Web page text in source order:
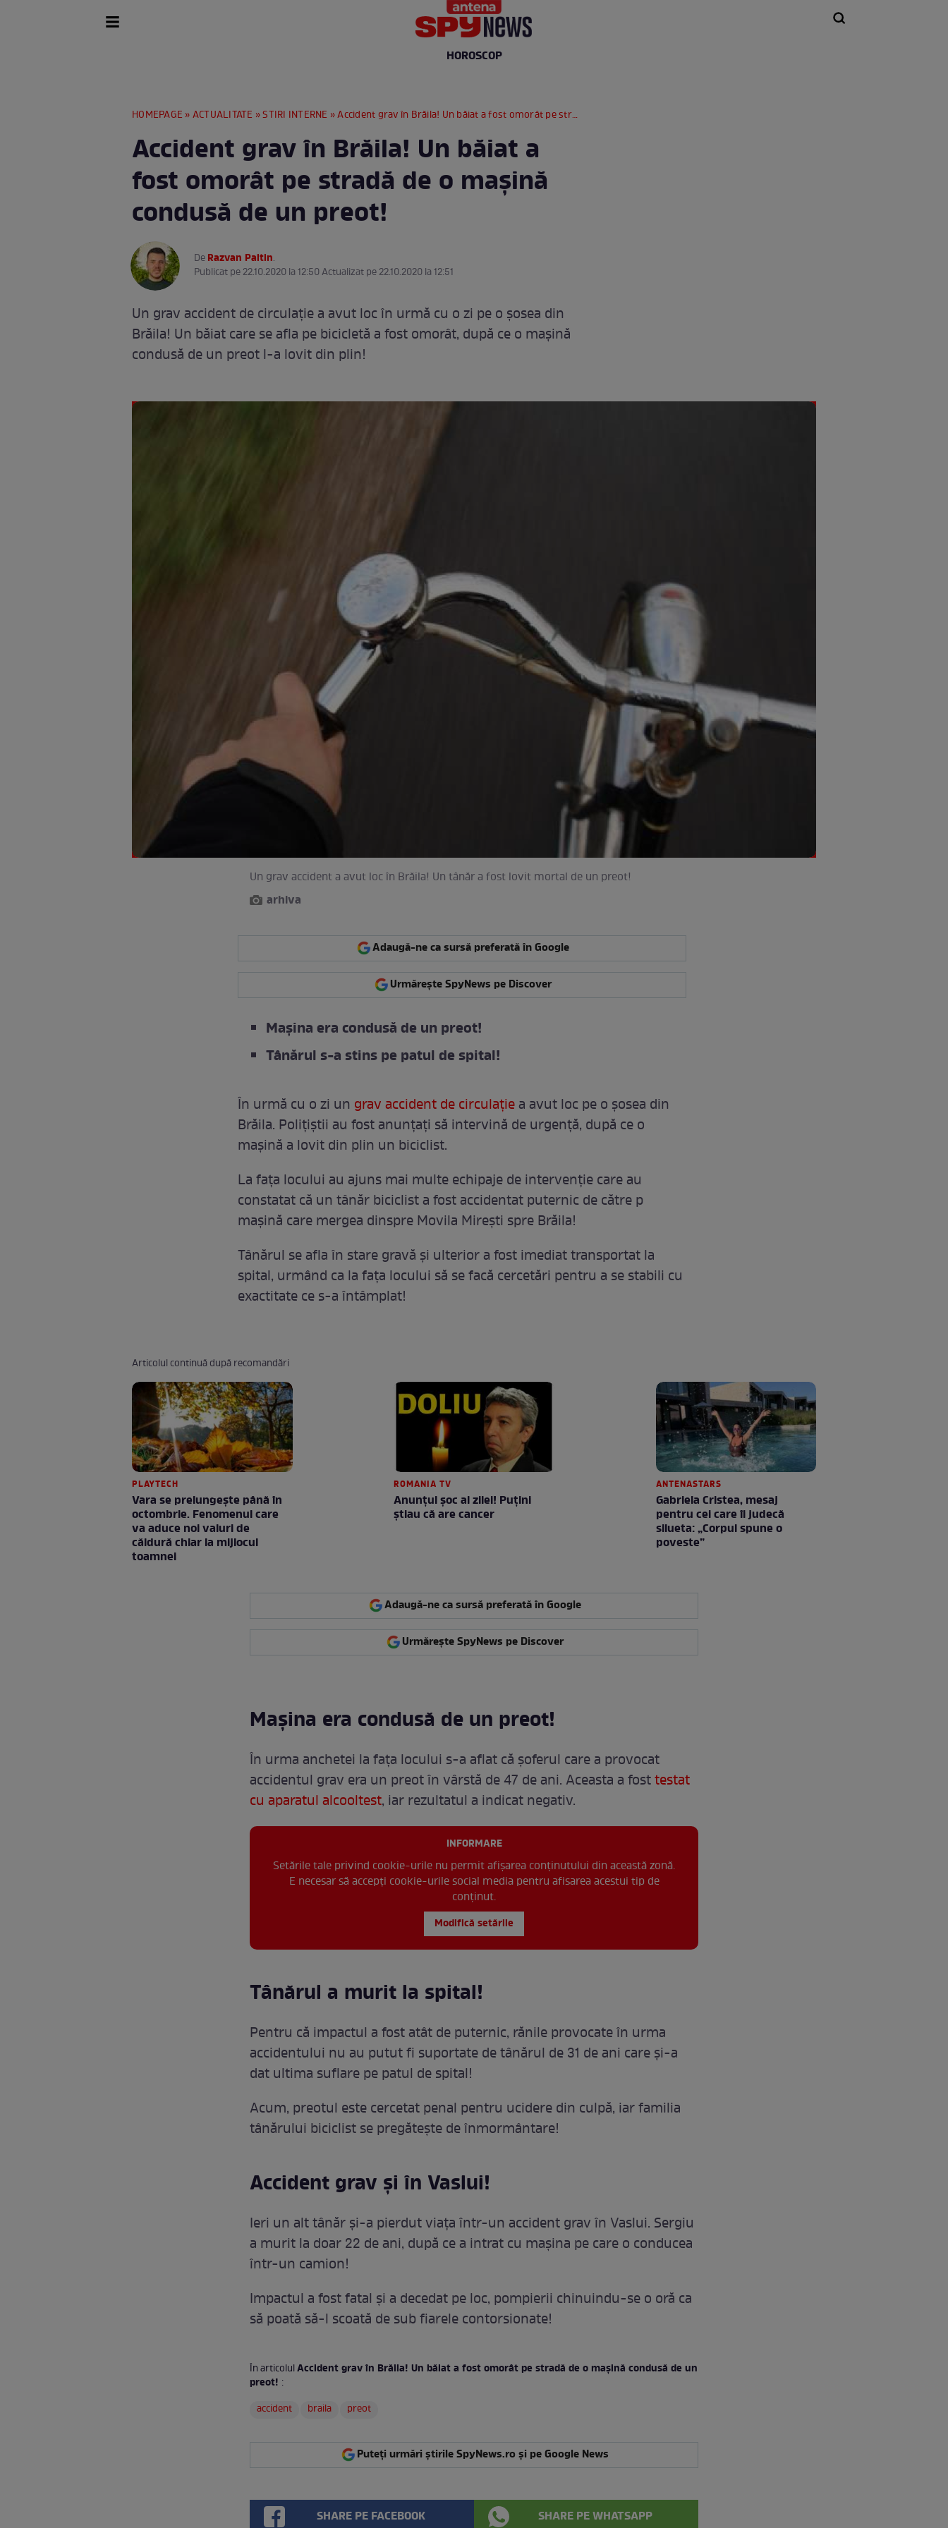
HOROSCOP
HOMEPAGE »ACTUALITATE »STIRI INTERNE » Accident grav în Brăila! Un băiat a fost omorât pe stradă de o mașină condusă de un preot!
Accident grav în Brăila! Un băiat a
fost omorât pe stradă de o mașină
condusă de un preot!
DeRazvan Paltin.
Publicat pe 22.10.2020 la 12:50 Actualizat pe 22.10.2020 la 12:51
Un grav accident de circulație a avut loc în urmă cu o zi pe o șosea din
Brăila! Un băiat care se afla pe bicicletă a fost omorât, după ce o mașină
condusă de un preot l-a lovit din plin!
Un grav accident a avut loc în Brăila! Un tânăr a fost lovit mortal de un preot!
arhiva
Adaugă-ne ca sursă preferată în Google
Urmărește SpyNews pe Discover
Mașina era condusă de un preot!
Tânărul s-a stins pe patul de spital!
În urmă cu o zi un grav accident de circulațiea avut loc pe o șosea din
Brăila. Polițiștii au fost anunțați să intervină de urgență, după ce o
mașină a lovit din plin un biciclist.
La fața locului au ajuns mai multe echipaje de intervenție care au
constatat că un tânăr biciclist a fost accidentat puternic de către p
mașină care mergea dinspre Movila Mirești spre Brăila!
Tânărul se afla în stare gravă și ulterior a fost imediat transportat la
spital, urmând ca la fața locului să se facă cercetări pentru a se stabili cu
exactitate ce s-a întâmplat!
Articolul continuă după recomandări
PLAYTECH
Vara se prelungeşte până în
octombrie. Fenomenul care
va aduce noi valuri de
căldură chiar la mijlocul
toamnei
ROMANIA TV
Anunţul şoc al zilei! Puţini
ştiau că are cancer
ANTENASTARS
Gabriela Cristea, mesaj
pentru cei care îi judecă
silueta: „Corpul spune o
poveste”
Adaugă-ne ca sursă preferată în Google
Urmărește SpyNews pe Discover
Mașina era condusă de un preot!
În urma anchetei la fața locului s-a aflat că șoferul care a provocat
accidentul grav era un preot în vârstă de 47 de ani. Aceasta a fosttestat
cu aparatul alcooltest, iar rezultatul a indicat negativ.
INFORMARE
Setările tale privind cookie-urile nu permit afișarea conținutului din această zonă.
E necesar să accepți cookie-urile social media pentru afisarea acestui tip de
conținut.
Modifică setările
Tânărul a murit la spital!
Pentru că impactul a fost atât de puternic, rănile provocate în urma
accidentului nu au putut fi suportate de tânărul de 31 de ani care și-a
dat ultima suflare pe patul de spital!
Acum, preotul este cercetat penal pentru ucidere din culpă, iar familia
tânărului biciclist se pregătește de înmormântare!
Accident grav și în Vaslui!
Ieri un alt tânăr și-a pierdut viața într-un accident grav în Vaslui. Sergiu
a murit la doar 22 de ani, după ce a intrat cu mașina pe care o conducea
într-un camion!
Impactul a fost fatal și a decedat pe loc, pompierii chinuindu-se o oră ca
să poată să-l scoată de sub fiarele contorsionate!
În articolulAccident grav în Brăila! Un băiat a fost omorât pe stradă de o mașină condusă de un
preot! :
accident
braila preot
Puteți urmări știrile SpyNews.ro și pe Google News
SHARE PE FACEBOOK SHARE PE WHATSAPP